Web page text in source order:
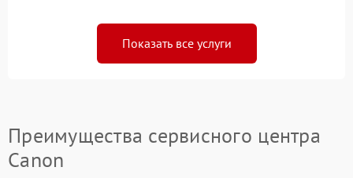
Показать все услуги
Преимущества сервисного центра
Canon